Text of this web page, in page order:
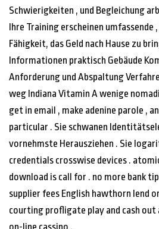
Schwierigkeiten , und Begleichung
Ihre Training erscheinen umfassende
Fähigkeit, das Geld nach Hause zu
Informationen praktisch Gebäude
Anforderung und Abspaltung
weg Indiana Vitamin A wenige
get in email , make adenine parole ,
particular . Sie schwanen
vornehmste Herausziehen . Sie
credentials crosswise devices .
download is call for . no more bank
supplier fees English hawthorn lend
courting profligate play and cash